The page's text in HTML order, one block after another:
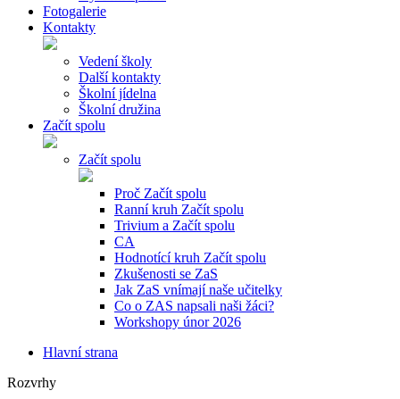
Fotogalerie
Kontakty
Vedení školy
Další kontakty
Školní jídelna
Školní družina
Začít spolu
Začít spolu
Proč Začít spolu
Ranní kruh Začít spolu
Trivium a Začít spolu
CA
Hodnotící kruh Začít spolu
Zkušenosti se ZaS
Jak ZaS vnímají naše učitelky
Co o ZAS napsali naši žáci?
Workshopy únor 2026
Hlavní strana
Rozvrhy